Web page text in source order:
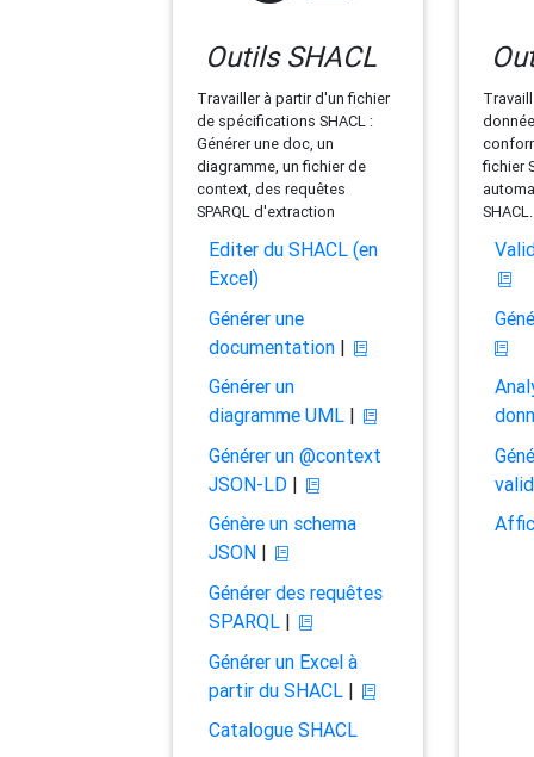
Outils SHACL
Travailler à partir d'un fichier
de spécifications SHACL :
Générer une doc, un
diagramme, un fichier de
context, des requêtes
SPARQL d'extraction
Editer du SHACL (en
Excel)
Générer une
documentation|
Générer un
diagramme UML|
Générer un @context
JSON-LD|
Génère un schema
JSON|
Générer des requêtes
SPARQL|
Générer un Excel à
partir du SHACL|
Catalogue SHACL
fichier
SHACL.